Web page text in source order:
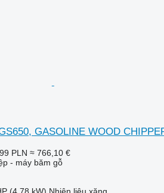
GASOLINE WOOD
PLN ≈ 766,10 €
- máy băm gỗ
(4.78 kW) Nhiên liệu xăng